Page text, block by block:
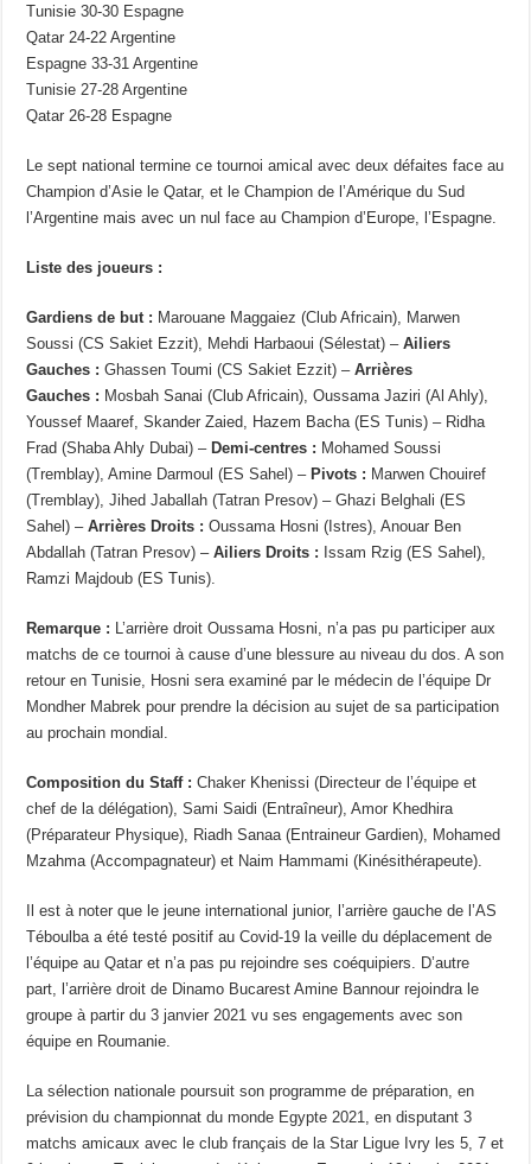
Tunisie 30-30 Espagne
Qatar 24-22 Argentine
Espagne 33-31 Argentine
Tunisie 27-28 Argentine
Qatar 26-28 Espagne
Le sept national termine ce tournoi amical avec deux défaites face au
Champion d’Asie le Qatar, et le Champion de l’Amérique du Sud
l’Argentine mais avec un nul face au Champion d’Europe, l’Espagne.
Liste des joueurs :
Gardiens de but : Marouane Maggaiez (Club Africain), Marwen
Soussi (CS Sakiet Ezzit), Mehdi Harbaoui (Sélestat) –Ailiers
Gauches : Ghassen Toumi (CS Sakiet Ezzit) –Arrières
Gauches : Mosbah Sanai (Club Africain), Oussama Jaziri (Al Ahly),
Youssef Maaref, Skander Zaied, Hazem Bacha (ES Tunis) – Ridha
Frad (Shaba Ahly Dubai) –Demi-centres : Mohamed Soussi
(Tremblay), Amine Darmoul (ES Sahel) –Pivots : Marwen Chouiref
(Tremblay), Jihed Jaballah (Tatran Presov) – Ghazi Belghali (ES
Sahel) –Arrières Droits : Oussama Hosni (Istres), Anouar Ben
Abdallah (Tatran Presov) –Ailiers Droits : Issam Rzig (ES Sahel),
Ramzi Majdoub (ES Tunis).
Remarque : L’arrière droit Oussama Hosni, n’a pas pu participer aux
matchs de ce tournoi à cause d’une blessure au niveau du dos. A son
retour en Tunisie, Hosni sera examiné par le médecin de l’équipe Dr
Mondher Mabrek pour prendre la décision au sujet de sa participation
au prochain mondial.
Composition du Staff : Chaker Khenissi (Directeur de l’équipe et
chef de la délégation), Sami Saidi (Entraîneur), Amor Khedhira
(Préparateur Physique), Riadh Sanaa (Entraineur Gardien), Mohamed
Mzahma (Accompagnateur) et Naim Hammami (Kinésithérapeute).
Il est à noter que le jeune international junior, l’arrière gauche de l’AS
Téboulba a été testé positif au Covid-19 la veille du déplacement de
l’équipe au Qatar et n’a pas pu rejoindre ses coéquipiers. D’autre
part, l’arrière droit de Dinamo Bucarest Amine Bannour rejoindra le
groupe à partir du 3 janvier 2021 vu ses engagements avec son
équipe en Roumanie.
La sélection nationale poursuit son programme de préparation, en
prévision du championnat du monde Egypte 2021, en disputant 3
matchs amicaux avec le club français de la Star Ligue Ivry les 5, 7 et